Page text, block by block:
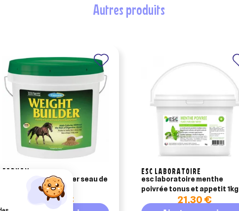
autres produits
FARNAM
farnam weight builder seau de
60,89 €
ESC LABORATOIRE
esc laboratoire menthe
poivrée tonus et appetit 1kg
21,30 €